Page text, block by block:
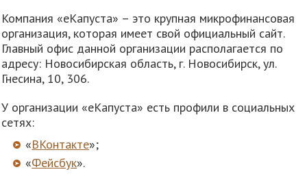
Компания «еКапуста» – это крупная микрофинансовая
организация, которая имеет свой официальный сайт.
Главный офис данной организации располагается по
адресу: Новосибирская область, г. Новосибирск, ул.
Гнесина, 10, 306.
У организации «еКапуста» есть профили в социальных
сетях:
«ВКонтакте»;
«Фейсбук».